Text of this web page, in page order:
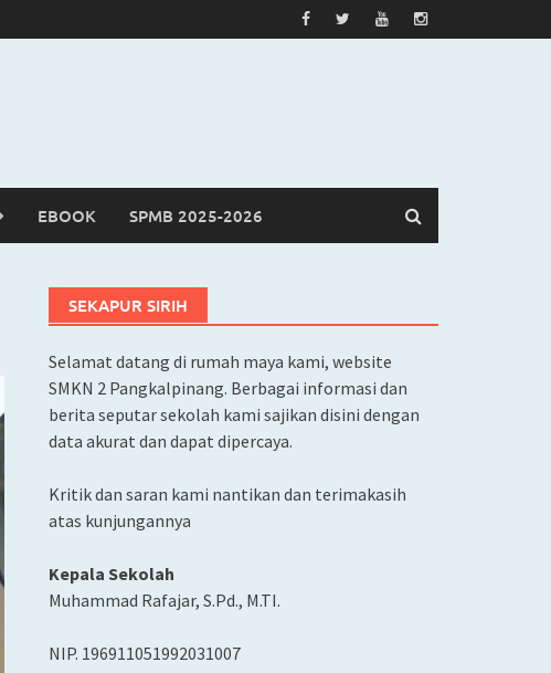
EBOOK SPMB 2025-2026
SEKAPUR SIRIH
Selamat datang di rumah maya kami, website
SMKN 2 Pangkalpinang. Berbagai informasi dan
berita seputar sekolah kami sajikan disini dengan
data akurat dan dapat dipercaya.
Kritik dan saran kami nantikan dan terimakasih
atas kunjungannya
Kepala Sekolah
Muhammad Rafajar, S.Pd., M.TI.
NIP. 196911051992031007